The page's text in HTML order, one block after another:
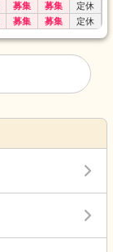
募集 募集 定休
募集 募集 定休